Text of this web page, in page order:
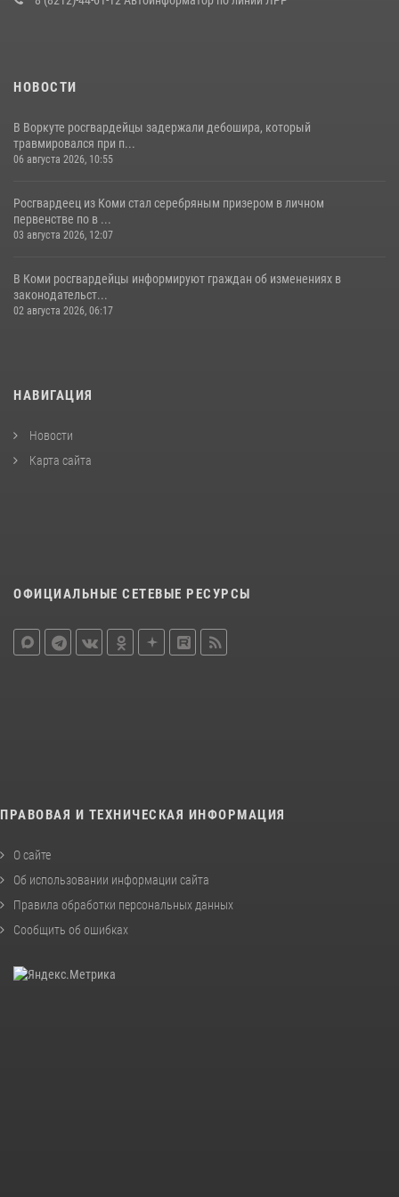
НОВОСТИ
В Воркуте росгвардейцы задержали дебошира, который
травмировался при п...
06 августа 2026, 10:55
Росгвардеец из Коми стал серебряным призером в личном
первенстве по в ...
03 августа 2026, 12:07
В Коми росгвардейцы информируют граждан об изменениях в
законодательст...
02 августа 2026, 06:17
НАВИГАЦИЯ
Новости
Карта сайта
ОФИЦИАЛЬНЫЕ СЕТЕВЫЕ РЕСУРСЫ
ПРАВОВАЯ И ТЕХНИЧЕСКАЯ ИНФОРМАЦИЯ
О сайте
Об использовании информации сайта
Правила обработки персональных данных
Сообщить об ошибках